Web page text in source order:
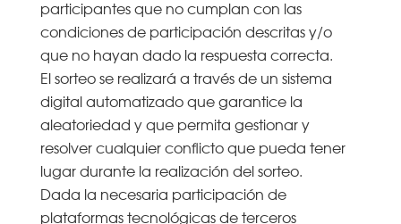
participantes que no cumplan con las
condiciones de participación descritas y/o
que no hayan dado la respuesta correcta.
El sorteo se realizará a través de un sistema
digital automatizado que garantice la
aleatoriedad y que permita gestionar y
resolver cualquier conflicto que pueda tener
lugar durante la realización del sorteo.
Dada la necesaria participación de
plataformas tecnológicas de terceros